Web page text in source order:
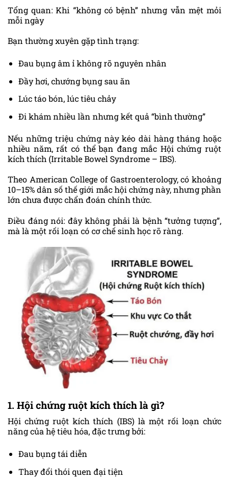
Tổng quan: Khi “không có bệnh” nhưng vẫn mệt mỏi
mỗi ngày
Bạn thường xuyên gặp tình trạng:
Đau bụng âm ỉ không rõ nguyên nhân
Đầy hơi, chướng bụng sau ăn
Lúc táo bón, lúc tiêu chảy
Đi khám nhiều lần nhưng kết quả “bình thường”
Nếu những triệu chứng này kéo dài hàng tháng hoặc
nhiều năm, rất có thể bạn đang mắc Hội chứng ruột
kích thích (Irritable Bowel Syndrome – IBS).
Theo American College of Gastroenterology, có khoảng
10–15% dân số thế giới mắc hội chứng này, nhưng phần
lớn chưa được chẩn đoán chính thức.
Điều đáng nói: đây không phải là bệnh “tưởng tượng”,
mà là một rối loạn có cơ chế sinh học rõ ràng.
1. Hội chứng ruột kích thích là gì?
Hội chứng ruột kích thích (IBS) là một rối loạn chức
năng của hệ tiêu hóa, đặc trưng bởi:
Đau bụng tái diễn
Thay đổi thói quen đại tiện